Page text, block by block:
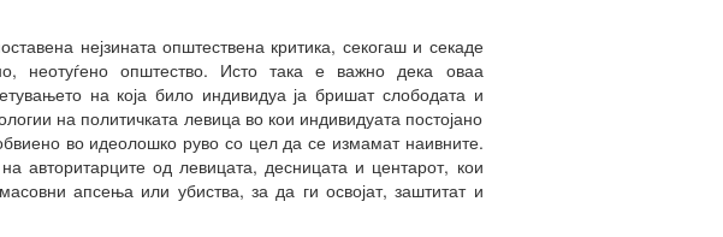
нејзината општествена критика, секогаш и секаде
неотуѓено општество. Исто така е важно дека оваа
на која било индивидуа ја бришат слободата и
на политичката левица во кои индивидуата постојано
во идеолошко руво со цел да се измамат наивните.
авторитарците од левицата, десницата и центарот, кои
апсења или убиства, за да ги освојат, заштитат и